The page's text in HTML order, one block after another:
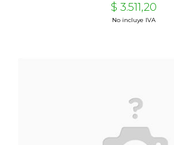
$ 3.511,20
No incluye IVA